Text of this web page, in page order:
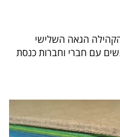
זכויות הקהילה הגאה השלישי
עם חברי וחברות כנסת